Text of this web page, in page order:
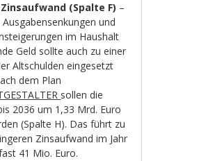
(Spalte F) –
und
im Haushalt
Geld sollte auch zu einer
Altschulden eingesetzt
dem Plan
sollen die
2036 um 1,33 Mrd. Euro
(Spalte H). Das führt zu
Zinsaufwand im Jahr
41 Mio. Euro.